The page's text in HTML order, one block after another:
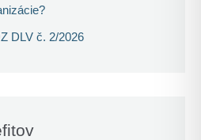
DLV č. 2/2026